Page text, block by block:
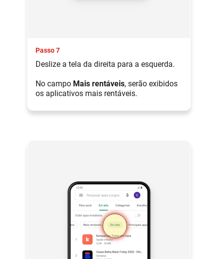
Passo 7
Deslize a tela da direita para a esquerda.
No campo Mais rentáveis, serão exibidos
os aplicativos mais rentáveis.